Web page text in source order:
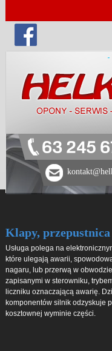
63 245
Klapy, przepustnica
Usługa polega na
które ulegają awarii,
nagaru, lub przerwą w
zapisanymi w sterowniku,
liczniku oznaczającą awarię.
komponentów silnik odzyskuje
kosztownej wyminie części.